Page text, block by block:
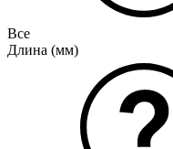
Все
Длина (мм)